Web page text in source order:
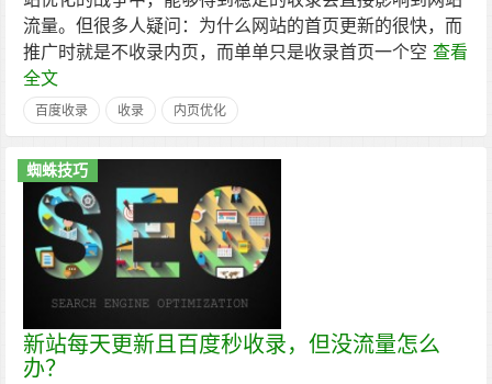
流量。但很多人疑问：为什么网站的首页更新的很快，而
推广时就是不收录内页，而单单只是收录首页一个空 查看
全文
百度收录 收录 内页优化
蜘蛛技巧
新站每天更新且百度秒收录，但没流量怎么
办？